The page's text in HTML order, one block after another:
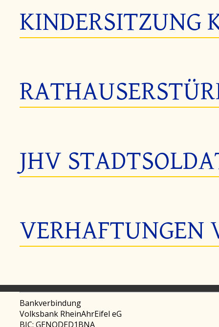
KINDERSITZUNG
JHV
VERHAFTUNGEN
Bankverbindung
Volksbank RheinAhrEifel eG
BIC: GENODED1BNA